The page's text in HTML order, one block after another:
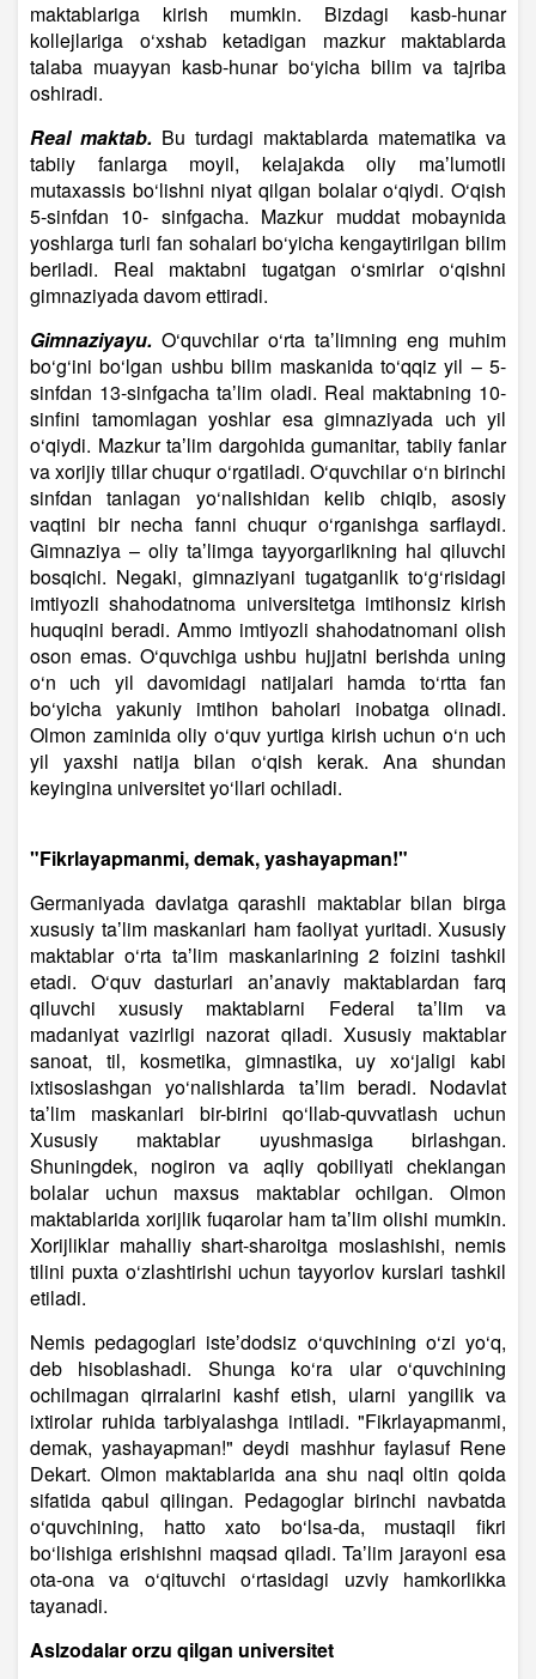
maktablariga kirish mumkin. Bizdagi kasb-hunar
kollejlariga o‘xshab ketadigan mazkur maktablarda
talaba muayyan kasb-hunar bo‘yicha bilim va tajriba
oshiradi.
Real maktab. Bu turdagi maktablarda matematika va
tabiiy fanlarga moyil, kelajakda oliy maʼlumotli
mutaxassis bo‘lishni niyat qilgan bolalar o‘qiydi. O‘qish
5-sinfdan 10- sinfgacha. Mazkur muddat mobaynida
yoshlarga turli fan sohalari bo‘yicha kengaytirilgan bilim
beriladi. Real maktabni tugatgan o‘smirlar o‘qishni
gimnaziyada davom ettiradi.
Gimnaziyayu. O‘quvchilar o‘rta taʼlimning eng muhim
bo‘g‘ini bo‘lgan ushbu bilim maskanida to‘qqiz yil – 5-
sinfdan 13-sinfgacha taʼlim oladi. Real maktabning 10-
sinfini tamomlagan yoshlar esa gimnaziyada uch yil
o‘qiydi. Mazkur taʼlim dargohida gumanitar, tabiiy fanlar
va xorijiy tillar chuqur o‘rgatiladi. O‘quvchilar o‘n birinchi
sinfdan tanlagan yo‘nalishidan kelib chiqib, asosiy
vaqtini bir necha fanni chuqur o‘rganishga sarflaydi.
Gimnaziya – oliy taʼlimga tayyorgarlikning hal qiluvchi
bosqichi. Negaki, gimnaziyani tugatganlik to‘g‘risidagi
imtiyozli shahodatnoma universitetga imtihonsiz kirish
huquqini beradi. Ammo imtiyozli shahodatnomani olish
oson emas. O‘quvchiga ushbu hujjatni berishda uning
o‘n uch yil davomidagi natijalari hamda to‘rtta fan
bo‘yicha yakuniy imtihon baholari inobatga olinadi.
Olmon zaminida oliy o‘quv yurtiga kirish uchun o‘n uch
yil yaxshi natija bilan o‘qish kerak. Ana shundan
keyingina universitet yo‘llari ochiladi.
"Fikrlayapmanmi, demak, yashayapman!"
Germaniyada davlatga qarashli maktablar bilan birga
xususiy taʼlim maskanlari ham faoliyat yuritadi. Xususiy
maktablar o‘rta taʼlim maskanlarining 2 foizini tashkil
etadi. O‘quv dasturlari anʼanaviy maktablardan farq
qiluvchi xususiy maktablarni Federal taʼlim va
madaniyat vazirligi nazorat qiladi. Xususiy maktablar
sanoat, til, kosmetika, gimnastika, uy xo‘jaligi kabi
ixtisoslashgan yo‘nalishlarda taʼlim beradi. Nodavlat
taʼlim maskanlari bir-birini qo‘llab-quvvatlash uchun
Xususiy maktablar uyushmasiga birlashgan.
Shuningdek, nogiron va aqliy qobiliyati cheklangan
bolalar uchun maxsus maktablar ochilgan. Olmon
maktablarida xorijlik fuqarolar ham taʼlim olishi mumkin.
Xorijliklar mahalliy shart-sharoitga moslashishi, nemis
tilini puxta o‘zlashtirishi uchun tayyorlov kurslari tashkil
etiladi.
Nemis pedagoglari isteʼdodsiz o‘quvchining o‘zi yo‘q,
deb hisoblashadi. Shunga ko‘ra ular o‘quvchining
ochilmagan qirralarini kashf etish, ularni yangilik va
ixtirolar ruhida tarbiyalashga intiladi. "Fikrlayapmanmi,
demak, yashayapman!" deydi mashhur faylasuf Rene
Dekart. Olmon maktablarida ana shu naql oltin qoida
sifatida qabul qilingan. Pedagoglar birinchi navbatda
o‘quvchining, hatto xato bo‘lsa-da, mustaqil fikri
bo‘lishiga erishishni maqsad qiladi. Taʼlim jarayoni esa
ota-ona va o‘qituvchi o‘rtasidagi uzviy hamkorlikka
tayanadi.
Aslzodalar orzu qilgan universitet